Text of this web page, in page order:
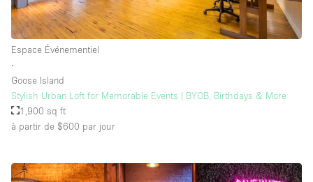
Autre
Espace Événementiel
∙
Goose Island
Stylish Urban Loft for Memorable Events | BYOB, Birthdays & More
1,900 sq ft
à partir de $600 par jour